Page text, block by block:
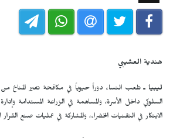
هندية العشيبي
ليبيا ـتلعب النساء دوراً حيوياً في مكافحة تغير المناخ
السلوكي داخل الأسرة، والمساهمة في الزراعة المستدامة وإدارة
الابتكار في التقنيات الخضراء، والمشاركة في عمليات صنع القرار